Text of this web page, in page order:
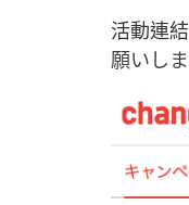
活動連結
願いしま